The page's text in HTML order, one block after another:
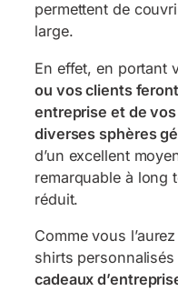
permettent de
large.
En effet, en portant
ou vos clients
entreprise et de
diverses sphères
d’un excellent
remarquable à long
réduit.
Comme vous
shirts
cadeaux